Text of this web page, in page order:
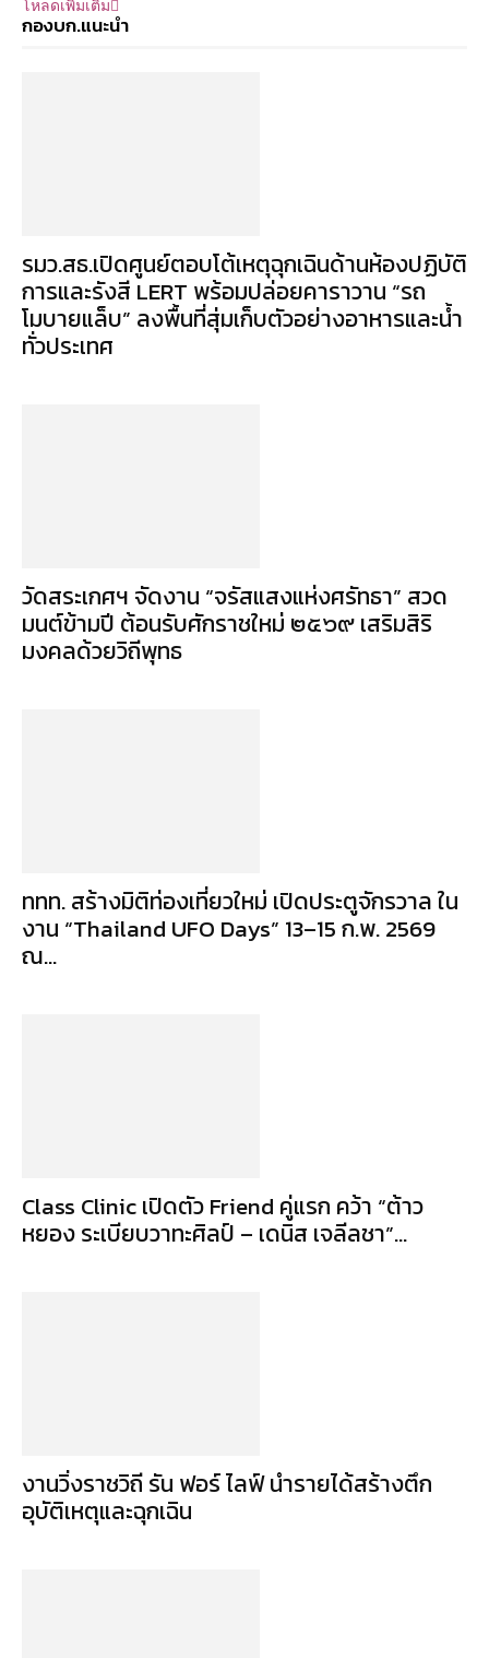
โหลดเพิ่มเติม
กองบก.แนะนำ
รมว.สธ.เปิดศูนย์ตอบโต้เหตุฉุกเฉินด้านห้องปฏิบัติ
การและรังสี LERT พร้อมปล่อยคาราวาน “รถ
โมบายแล็บ” ลงพื้นที่สุ่มเก็บตัวอย่างอาหารและน้ำ
ทั่วประเทศ
วัดสระเกศฯ จัดงาน “จรัสแสงแห่งศรัทธา” สวด
มนต์ข้ามปี ต้อนรับศักราชใหม่ ๒๕๖๙ เสริมสิริ
มงคลด้วยวิถีพุทธ
ททท. สร้างมิติท่องเที่ยวใหม่ เปิดประตูจักรวาล ใน
งาน “Thailand UFO Days” 13–15 ก.พ. 2569
ณ...
Class Clinic เปิดตัว Friend คู่แรก คว้า “ต้าว
หยอง ระเบียบวาทะศิลป์ – เดนิส เจลีลชา”...
งานวิ่งราชวิถี รัน ฟอร์ ไลฟ์ นำรายได้สร้างตึก
อุบัติเหตุและฉุกเฉิน